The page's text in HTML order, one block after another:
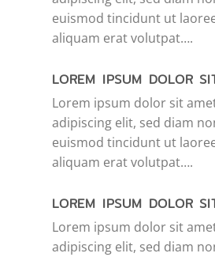
euismod tincidunt ut
aliquam erat volutpat….
LOREM IPSUM DOLOR
Lorem ipsum dolor sit
adipiscing elit, sed diam
euismod tincidunt ut
aliquam erat volutpat….
LOREM IPSUM DOLOR
Lorem ipsum dolor sit
adipiscing elit, sed diam